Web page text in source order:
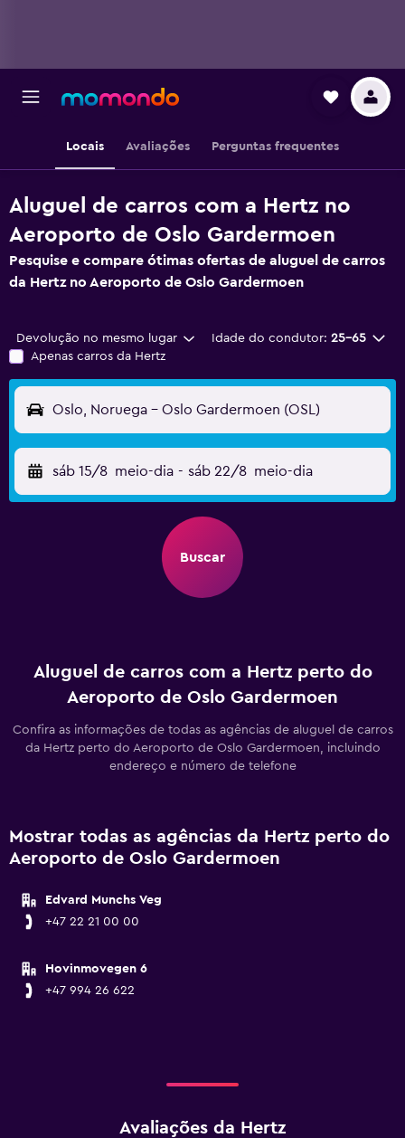
Locais Avaliações Perguntas frequentes
Aluguel de carros com a Hertz no
Aeroporto de Oslo Gardermoen
Pesquise e compare ótimas ofertas de aluguel de carros
da Hertz no Aeroporto de Oslo Gardermoen
Devolução no mesmo lugar Idade do condutor: 25-65
Apenas carros da Hertz
Oslo, Noruega - Oslo Gardermoen (OSL)
sáb 15/8 meio-dia - sáb 22/8 meio-dia
Buscar
Aluguel de carros com a Hertz perto do
Aeroporto de Oslo Gardermoen
Confira as informações de todas as agências de aluguel de carros
da Hertz perto do Aeroporto de Oslo Gardermoen, incluindo
endereço e número de telefone
Mostrar todas as agências da Hertz perto do
Aeroporto de Oslo Gardermoen
Edvard Munchs Veg
+47 22 21 00 00
Hovinmovegen 6
+47 994 26 622
Avaliações da Hertz